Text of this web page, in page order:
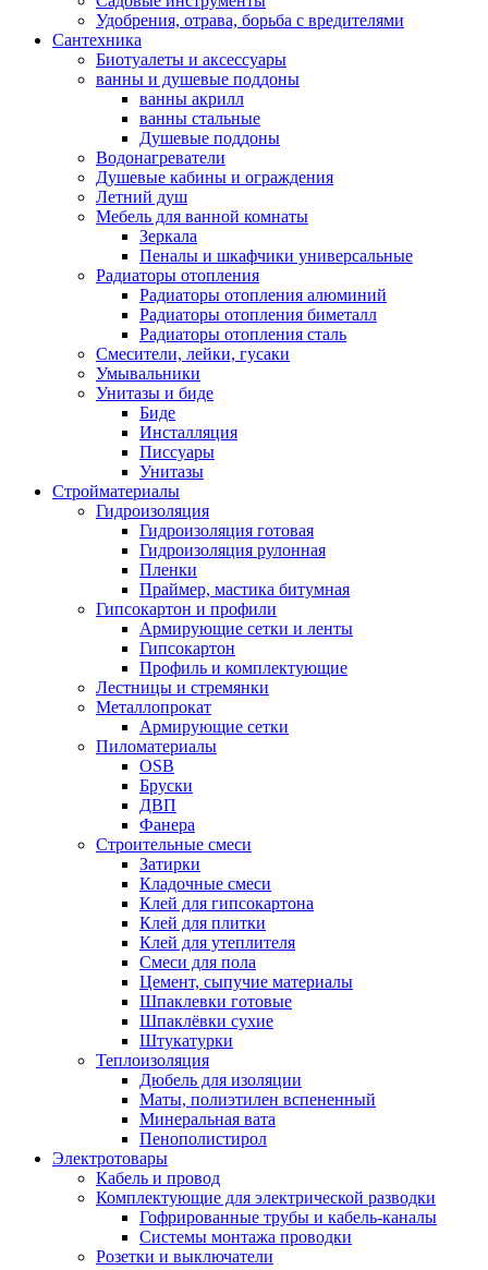
Удобрения, отрава, борьба с вредителями
Сантехника
Биотуалеты и аксессуары
ванны и душевые поддоны
ванны акрилл
ванны стальные
Душевые поддоны
Водонагреватели
Душевые кабины и ограждения
Летний душ
Мебель для ванной комнаты
Зеркала
Пеналы и шкафчики универсальные
Радиаторы отопления
Радиаторы отопления алюминий
Радиаторы отопления биметалл
Радиаторы отопления сталь
Смесители, лейки, гусаки
Умывальники
Унитазы и биде
Биде
Инсталляция
Писсуары
Унитазы
Стройматериалы
Гидроизоляция
Гидроизоляция готовая
Гидроизоляция рулонная
Пленки
Праймер, мастика битумная
Гипсокартон и профили
Армирующие сетки и ленты
Гипсокартон
Профиль и комплектующие
Лестницы и стремянки
Металлопрокат
Армирующие сетки
Пиломатериалы
OSB
Бруски
ДВП
Фанера
Строительные смеси
Затирки
Кладочные смеси
Клей для гипсокартона
Клей для плитки
Клей для утеплителя
Смеси для пола
Цемент, сыпучие материалы
Шпаклевки готовые
Шпаклёвки сухие
Штукатурки
Теплоизоляция
Дюбель для изоляции
Маты, полиэтилен вспененный
Минеральная вата
Пенополистирол
Электротовары
Кабель и провод
Комплектующие для электрической разводки
Гофрированные трубы и кабель-каналы
Системы монтажа проводки
Розетки и выключатели